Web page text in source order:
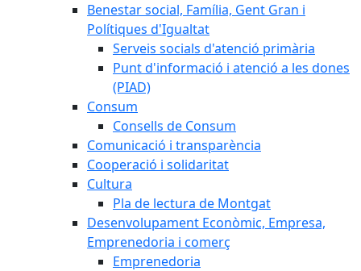
Benestar social, Família, Gent Gran i
Polítiques d'Igualtat
Serveis socials d'atenció primària
Punt d'informació i atenció a les dones
(PIAD)
Consum
Consells de Consum
Comunicació i transparència
Cooperació i solidaritat
Cultura
Pla de lectura de Montgat
Desenvolupament Econòmic, Empresa,
Emprenedoria i comerç
Emprenedoria